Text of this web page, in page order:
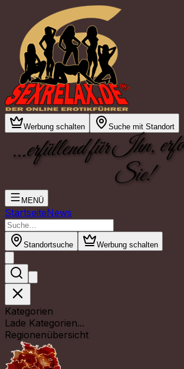
Werbung schalten Suche mit Standort
...erfüllend für Ihn,
Sie!
MENÜ
StartseiteNews
Standortsuche Werbung schalten
Kategorien
Lade Kategorien...
Regionenübersicht